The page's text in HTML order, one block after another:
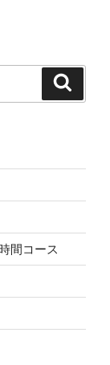
間コース